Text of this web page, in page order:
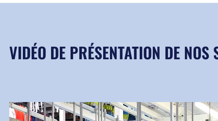
VIDÉO DE PRÉSENTATION DE NOS